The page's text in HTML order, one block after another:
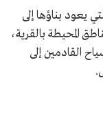
يعود بناؤها إلى
المحيطة بالقرية،
القادمين إلى